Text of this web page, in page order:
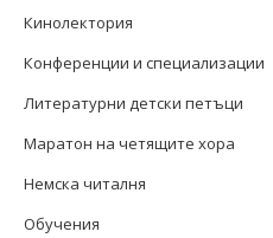
Кинолектория
Конференции и специализации
Литературни детски петъци
Маратон на четящите хора
Немска читалня
Обучения